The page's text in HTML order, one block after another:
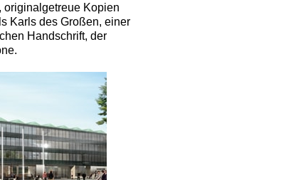
originalgetreue Kopien
Karls des Großen, einer
Handschrift, der